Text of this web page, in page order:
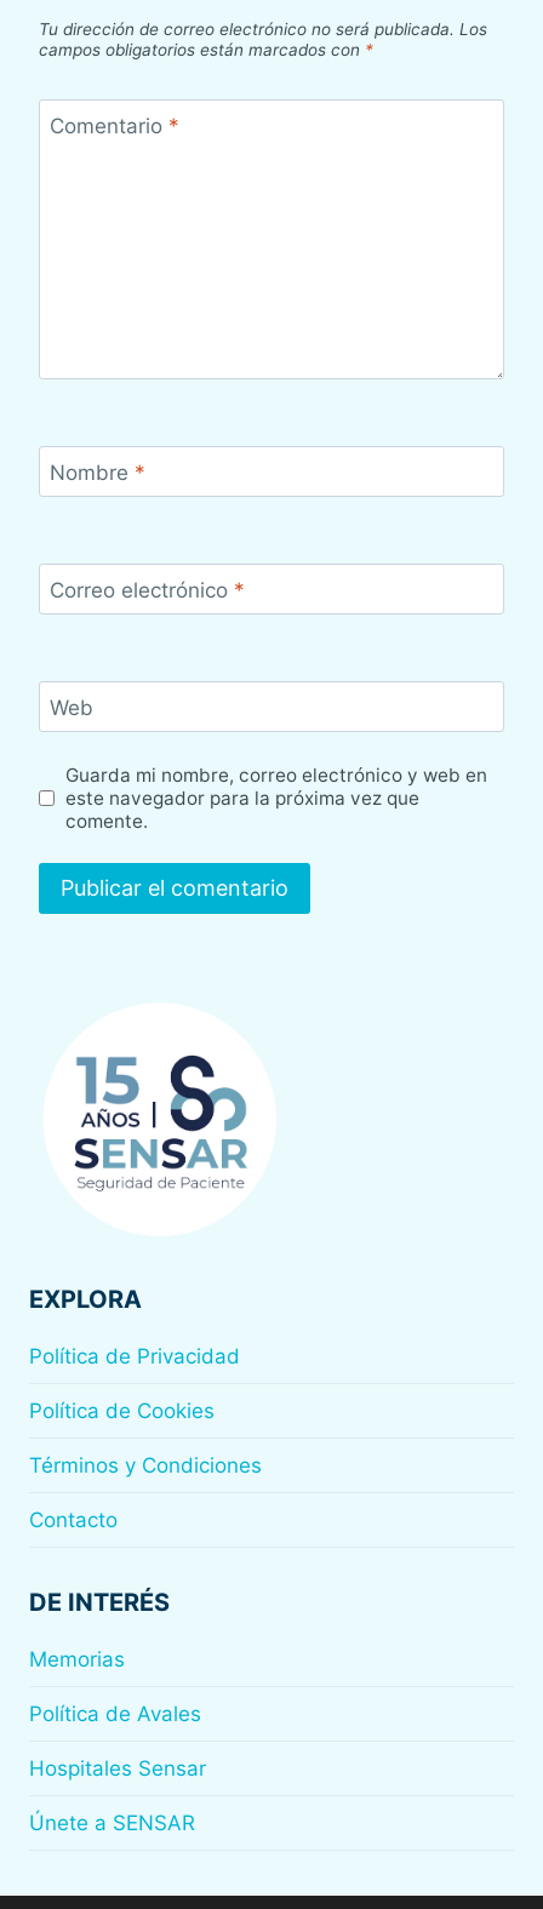
Tu dirección de correo electrónico no será publicada. Los
campos obligatorios están marcados con *
Comentario *
Nombre *
Correo electrónico *
Web
Guarda mi nombre, correo electrónico y web en
este navegador para la próxima vez que
comente.
EXPLORA
Política de Privacidad
Política de Cookies
Términos y Condiciones
Contacto
DE INTERÉS
Memorias
Política de Avales
Hospitales Sensar
Únete a SENSAR